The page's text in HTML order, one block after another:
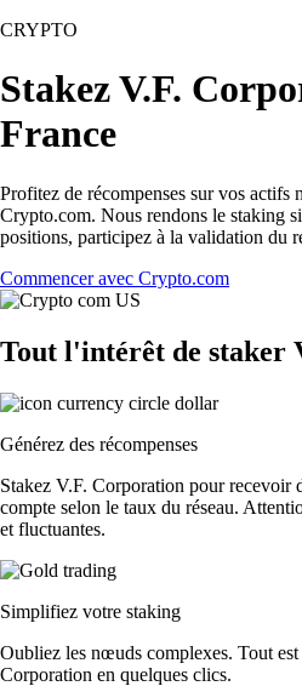
CRYPTO
Stakez V.F.
France
Profitez de récompenses sur vos actifs
Crypto.com. Nous rendons le staking
positions, participez à la validation du
Commencer avec Crypto.com
Tout l'intérêt de staker
Générez des récompenses
Stakez V.F. Corporation pour recevoir
compte selon le taux du réseau.
et fluctuantes.
Simplifiez votre staking
Oubliez les nœuds complexes. Tout
Corporation en quelques clics.